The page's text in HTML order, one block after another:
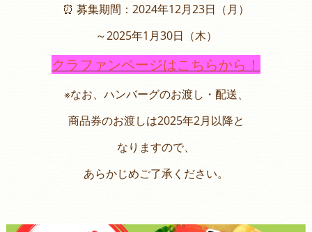
⏰ 募集期間：2024年12月23日（月）
～2025年1月30日（木）
クラファンページはこちらから！
※なお、ハンバーグのお渡し・配送、
商品券のお渡しは2025年2月以降と
なりますので、
あらかじめご了承ください。